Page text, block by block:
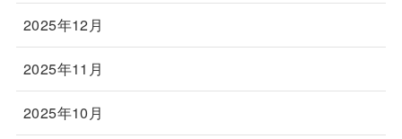
2025年12月
2025年11月
2025年10月